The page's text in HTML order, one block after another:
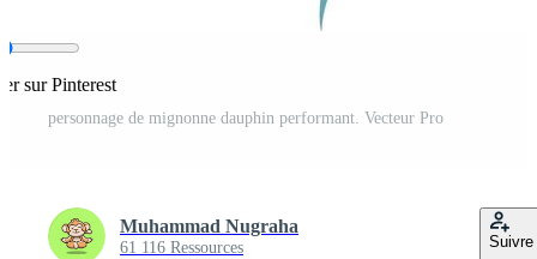
sur Pinterest
personnage de mignonne dauphin performant. Vecteur Pro
Muhammad Nugraha
61 116 Ressources Suivre